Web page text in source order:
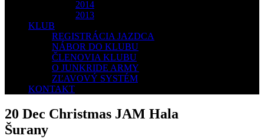
2014
2013
KLUB
REGISTRÁCIA JAZDCA
NÁBOR DO KLUBU
ČLENOVIA KLUBU
O JUNKRIDE ARMY
ZĽAVOVÝ SYSTÉM
KONTAKT
20 Dec Christmas JAM Hala
Šurany